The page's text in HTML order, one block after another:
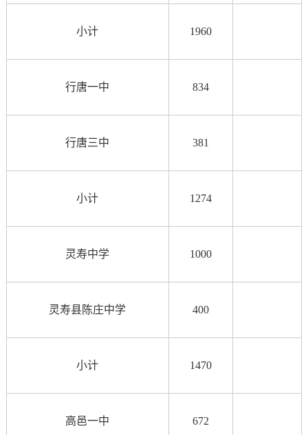
小计 1960
行唐一中 834
行唐三中 381
小计 1274
灵寿中学 1000
灵寿县陈庄中学 400
小计 1470
高邑一中 672